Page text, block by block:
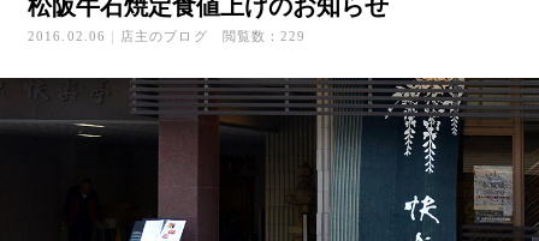
松阪牛石焼定食値上げのお知らせ
2016.02.06 店主のブログ 閲覧数：229